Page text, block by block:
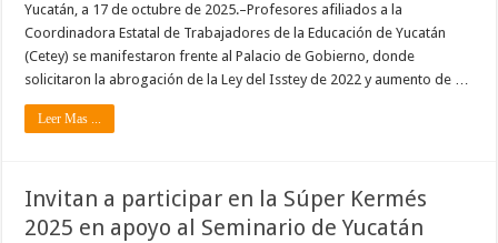
Yucatán, a 17 de octubre de 2025.–Profesores afiliados a la
Coordinadora Estatal de Trabajadores de la Educación de Yucatán
(Cetey) se manifestaron frente al Palacio de Gobierno, donde
solicitaron la abrogación de la Ley del Isstey de 2022 y aumento de …
Leer Mas ...
Invitan a participar en la Súper Kermés
2025 en apoyo al Seminario de Yucatán